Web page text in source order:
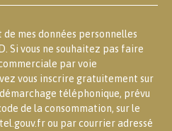
mes données personnelles
Si vous ne souhaitez pas faire
par voie
vous inscrire gratuitement sur
téléphonique, prévu
de la consommation, sur le
ou par courrier adressé